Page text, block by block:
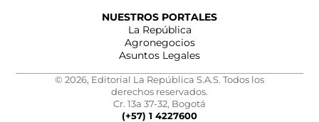
NUESTROS PORTALES
La República
Agronegocios
Asuntos Legales
© 2026, Editorial La República S.A.S. Todos los
derechos reservados.
Cr. 13a 37-32, Bogotá
(+57) 1 4227600